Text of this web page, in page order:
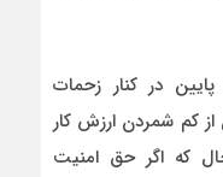
در کنار زحمات
کم شمردن ارزش کار
که اگر حق امنیت